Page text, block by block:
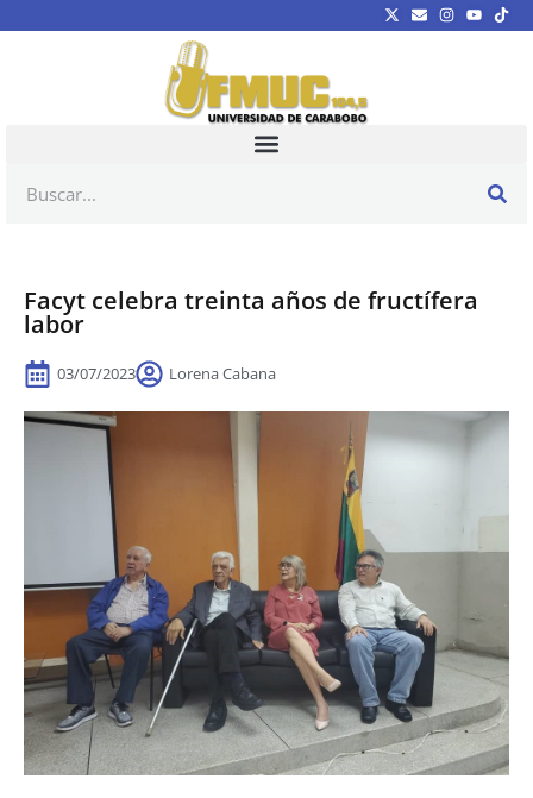
Facyt celebra treinta años de fructífera
labor
03/07/2023 Lorena Cabana